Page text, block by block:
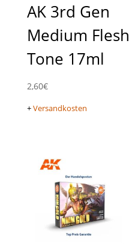
AK 3rd Gen
Medium Flesh
Tone 17ml
2,60€
+Versandkosten